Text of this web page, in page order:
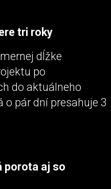
tri roky
dĺžke
po
do aktuálneho
o pár dní presahuje 3
porota aj so